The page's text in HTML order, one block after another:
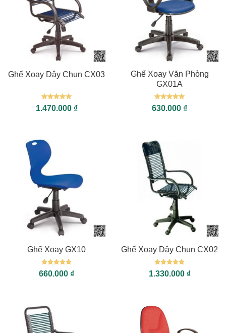
Ghế Xoay Dây Chun CX03
Được xếp
hạng55
1.470.000 ₫
Ghế Xoay Văn Phòng
GX01A
Được xếp
hạng55
630.000 ₫
Ghế Xoay GX10
Được xếp
hạng55
660.000 ₫
Ghế Xoay Dây Chun CX02
Được xếp
hạng55
1.330.000 ₫